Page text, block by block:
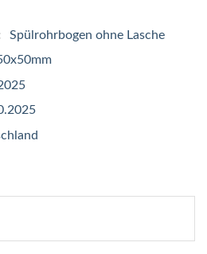
Spülrohrbogen ohne Lasche